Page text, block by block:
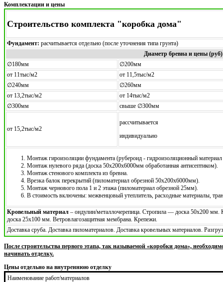
Комплектации и цены
Строительство комплекта "коробка дома"
Фундамент: расчитывается отдельно (после уточнения типа грунта)
Диаметр бревна и цены (руб)
∅180мм
∅200мм
от 11тыс/м2
от 11,5тыс/м2
∅240мм
∅260мм
от 13,2тыс/м2
от 14тыс/м2
∅300мм
свыше ∅300мм
от 15,2тыс/м2
рассчитывается
индивидуально
Монтаж гироизоляции фундамента (рубероид - гидроизоляционный
Монтаж нулевого ряда (доска 50х200х6000мм обработанная антисептиком).
Монтаж стенового комплекта из бревна.
Врезка балок перекрытий (пиломатериал обрезной 50х200х6000мм).
Монтаж чернового пола 1 и 2 этажа (пиломатериал обрезной 25мм).
В стоимость включены: межвенцовый утеплитель, расходные материалы,
Кровельный материал – ондулин/металлочерепица. Стропила — доска 50х200
доска 25х100 мм. Ветровлагозащитная мембрана. Крепежи.
Доставка сруба. Доставка пиломатериалов. Доставка кровельных материалов.
После строительства первого этапа, так называемой «коробки дома»,
начинать отделку.
Цены отдельно на внутреннюю отделку
Наименование работ/материалов